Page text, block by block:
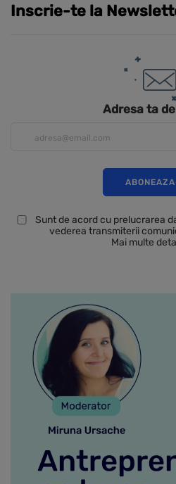
Inscrie-te la
Adresa ta
Sunt de acord cu prelucrarea
vederea transmiterii
Mai multe